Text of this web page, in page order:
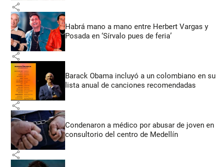
share
Habrá mano a mano entre Herbert Vargas y
Posada en ‘Sírvalo pues de feria’
share
Barack Obama incluyó a un colombiano en su
lista anual de canciones recomendadas
share
Condenaron a médico por abusar de joven en
consultorio del centro de Medellín
share